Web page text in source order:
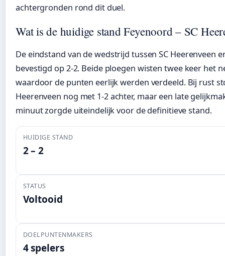
achtergronden rond dit duel.
Wat is de huidige stand Feyenoord – SC
De eindstand van de wedstrijd tussen SC Heerenveen
bevestigd op 2-2. Beide ploegen wisten twee keer het
waardoor de punten eerlijk werden verdeeld. Bij rust
Heerenveen nog met 1-2 achter, maar een late
minuut zorgde uiteindelijk voor de definitieve stand.
HUIDIGE STAND
2 – 2
STATUS
Voltooid
DOELPUNTENMAKERS
4 spelers